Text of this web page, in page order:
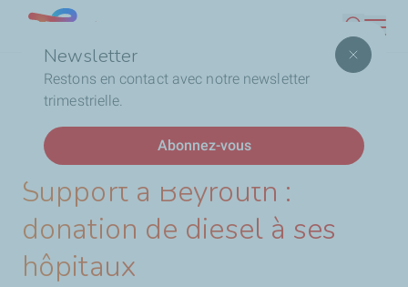
contenu
Newsletter
Restons en contact avec notre newsletter
trimestrielle.
Abonnez-vous
Lebanon
d'Ariane
Accueil
Support à Beyrouth : donation de diesel à ses
hôpitaux
DERNIÈRES ACTUALITÉS
Support à Beyrouth :
donation de diesel à ses
hôpitaux